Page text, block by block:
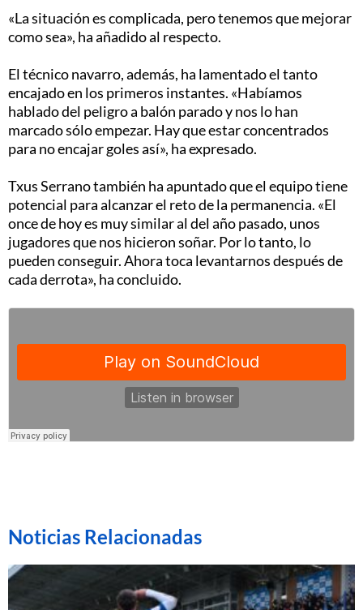
«La situación es complicada, pero tenemos que mejorar
como sea», ha añadido al respecto.
El técnico navarro, además, ha lamentado el tanto
encajado en los primeros instantes. «Habíamos
hablado del peligro a balón parado y nos lo han
marcado sólo empezar. Hay que estar concentrados
para no encajar goles así», ha expresado.
Txus Serrano también ha apuntado que el equipo tiene
potencial para alcanzar el reto de la permanencia. «El
once de hoy es muy similar al del año pasado, unos
jugadores que nos hicieron soñar. Por lo tanto, lo
pueden conseguir. Ahora toca levantarnos después de
cada derrota», ha concluido.
Noticias Relacionadas